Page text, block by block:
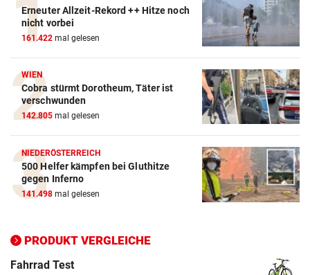
Erneuter Allzeit-Rekord ++ Hitze noch
nicht vorbei
161.422 mal gelesen
WIEN
Cobra stürmt Dorotheum, Täter ist
verschwunden
142.805 mal gelesen
NIEDERÖSTERREICH
500 Helfer kämpfen bei Gluthitze
gegen Inferno
141.498 mal gelesen
PRODUKT VERGLEICHE
Action-Cam Vergleich
ZUM VERGLEICH
Crosstrainer Vergleich
ZUM VERGLEICH
E-Bike Vergleich
ZUM VERGLEICH
Elektro-Scooter Vergleich
ZUM VERGLEICH
ZUM VERGLEICH
Fahrrad Test